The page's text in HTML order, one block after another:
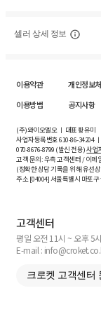
셀러 상세 정보
이용약관 개인정보
이용방법
공지사항
(주)와이오엘오 ㅣ 대표 황유미
사업자등록번호610-86-34204
070-8676-8799 (발신 전용)사업
고객 문의: 우측 고객센터 / 이메
(정확한 상담 기록을 위해 유선
주소 [04004] 서울특별시 마포
고객센터
평일 오전 11시 ~ 오후 5
E-mail :
크로켓 고객센터